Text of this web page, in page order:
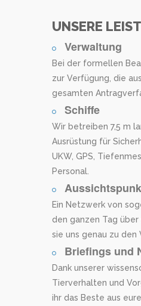
UNSERE
Verwaltung
Bei der formellen
zur Verfügung, die
gesamten
Schiffe
Wir betreiben 7,5 m
Ausrüstung für
UKW, GPS,
Personal.
Ein Netzwerk von
den ganzen Tag
sie uns genau zu
Briefings und
Dank unserer
Tierverhalten und
ihr das Beste aus